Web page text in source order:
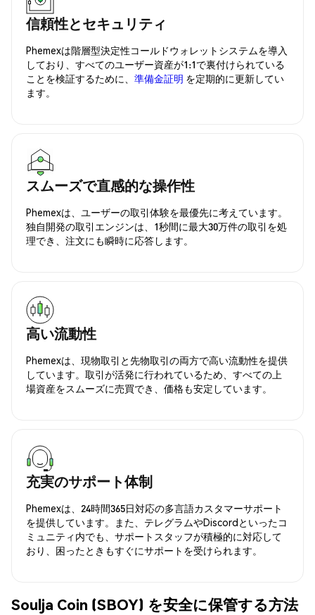
信頼性とセキュリティ
Phemexは階層型決定性コールドウォレットシステムを導入
しており、すべてのユーザー資産が1:1で裏付けられている
ことを検証するために、 準備金証明 を定期的に更新してい
ます。
スムーズで直感的な操作性
Phemexは、ユーザーの取引体験を最優先に考えています。
独自開発の取引エンジンは、1秒間に最大30万件の取引を処
理でき、注文にも瞬時に応答します。
高い流動性
Phemexは、現物取引と先物取引の両方で高い流動性を提供
しています。取引が活発に行われているため、すべての上
場資産をスムーズに売買でき、価格も安定しています。
充実のサポート体制
Phemexは、24時間365日対応の多言語カスタマーサポート
を提供しています。また、テレグラムやDiscordといったコ
ミュニティ内でも、サポートスタッフが積極的に対応して
おり、困ったときもすぐにサポートを受けられます。
Soulja Coin (SBOY) を安全に保管する方法